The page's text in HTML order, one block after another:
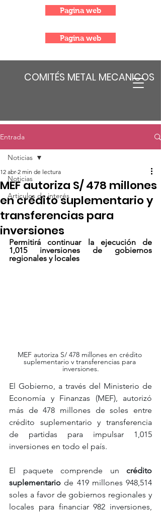
COMITÉS METAL MECANICOS
Pagina web
Pagina web
Entrada
Noticias
Articulos de interés
Noticias
MEF autoriza S/ 478 millones
en crédito suplementario y
transferencias para
inversiones
12 abr 2 min de lectura
Permitirá continuar la ejecución de
1,015 inversiones de gobiernos
regionales y locales
MEF autoriza S/ 478 millones en crédito
suplementario y transferencias para
inversiones.
El Gobierno, a través del Ministerio de
Economía y Finanzas (MEF), autorizó
más de 478 millones de soles entre
crédito suplementario y transferencia
de partidas para impulsar 1,015
inversiones en todo el país.
El paquete comprende un crédito
suplementario de 419 millones 948,514
soles a favor de gobiernos regionales y
locales para financiar 982 inversiones,